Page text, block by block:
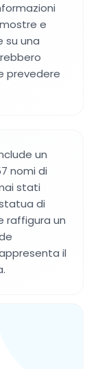
e
su una
prevedere
un
nomi di
stati
di
raffigura un
il